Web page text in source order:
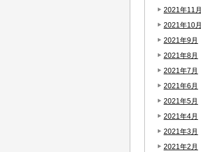
2021年11月
2021年10月
2021年9月
2021年8月
2021年7月
2021年6月
2021年5月
2021年4月
2021年3月
2021年2月